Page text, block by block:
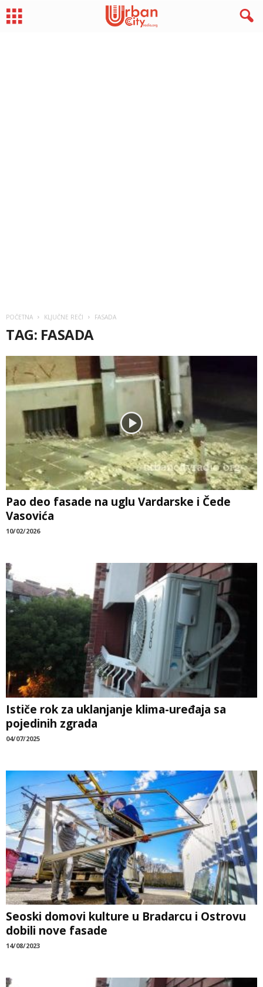
POČETNA KLJUČNE REČI FASADA
TAG: FASADA
Pao deo fasade na uglu Vardarske i Čede
Vasovića
10/02/2026
Ističe rok za uklanjanje klima-uređaja sa
pojedinih zgrada
04/07/2025
Seoski domovi kulture u Bradarcu i Ostrovu
dobili nove fasade
14/08/2023